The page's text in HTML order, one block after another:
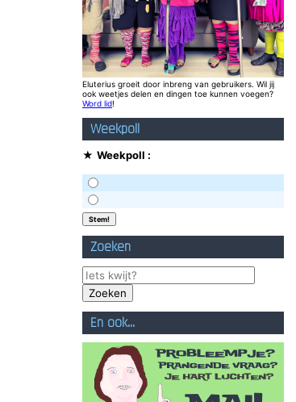
Eluterius groeit door inbreng van gebruikers. Wil jij
ook weetjes delen en dingen toe kunnen voegen?
Word lid!
Weekpoll
★ Weekpoll :
Zoeken
En ook...